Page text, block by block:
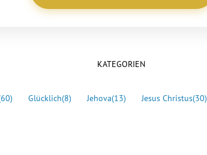
KATEGORIEN
Glücklich(8) Jehova(13) Jesus Christus(30)